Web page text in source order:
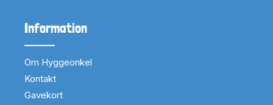
Information
Om Hyggeonkel
Kontakt
Gavekort